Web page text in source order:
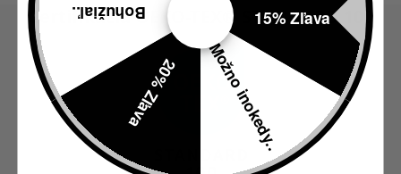
Certifikácia OEKO-TEX® STANDARD 100
15% Zľava
Možno inokedy..
20% Zľava
Bohužiaľ..